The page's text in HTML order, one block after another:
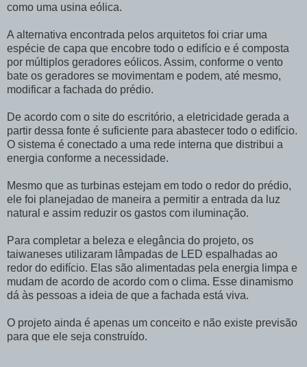
como uma usina eólica.
A alternativa encontrada pelos arquitetos foi criar uma
espécie de capa que encobre todo o edifício e é composta
por múltiplos geradores eólicos. Assim, conforme o vento
bate os geradores se movimentam e podem, até mesmo,
modificar a fachada do prédio.
De acordo com o site do escritório, a eletricidade gerada a
partir dessa fonte é suficiente para abastecer todo o edifício.
O sistema é conectado a uma rede interna que distribui a
energia conforme a necessidade.
Mesmo que as turbinas estejam em todo o redor do prédio,
ele foi planejadao de maneira a permitir a entrada da luz
natural e assim reduzir os gastos com iluminação.
Para completar a beleza e elegância do projeto, os
taiwaneses utilizaram lâmpadas de LED espalhadas ao
redor do edifício. Elas são alimentadas pela energia limpa e
mudam de acordo de acordo com o clima. Esse dinamismo
dá às pessoas a ideia de que a fachada está viva.
O projeto ainda é apenas um conceito e não existe previsão
para que ele seja construído.